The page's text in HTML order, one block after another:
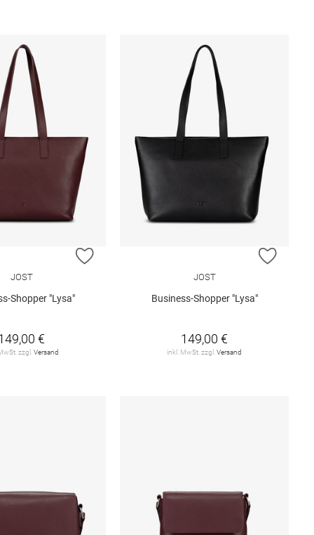
HINZUFÜGEN
JOST
Shopper "Lysa"
€
zzgl.Versand
ZUR
JOST
Business-Shopper "Lysa"
149,00 €
inkl. MwSt. zzgl.Versand